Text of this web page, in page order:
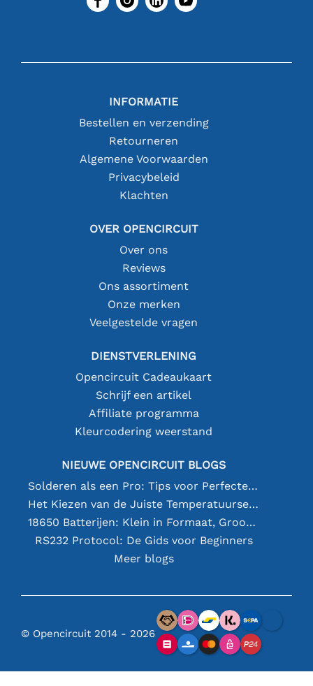
INFORMATIE
Bestellen en verzending
Retourneren
Algemene Voorwaarden
Privacybeleid
Klachten
OVER OPENCIRCUIT
Over ons
Reviews
Ons assortiment
Onze merken
Veelgestelde vragen
DIENSTVERLENING
Opencircuit Cadeaukaart
Schrijf een artikel
Affiliate programma
Kleurcodering weerstand
NIEUWE OPENCIRCUIT BLOGS
Solderen als een Pro: Tips voor Perfecte Elektronische Verbindingen
Het Kiezen van de Juiste Temperatuursensor [youtube]
18650 Batterijen: Klein in Formaat, Groot in Prestatie
RS232 Protocol: De Gids voor Beginners
Meer blogs
© Opencircuit 2014 - 2026